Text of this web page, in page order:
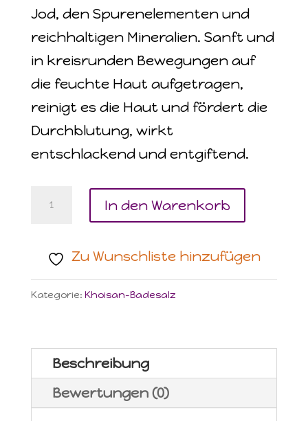
Jod, den Spurenelementen und
reichhaltigen Mineralien. Sanft und
in kreisrunden Bewegungen auf
die feuchte Haut aufgetragen,
reinigt es die Haut und fördert die
Durchblutung, wirkt
entschlackend und entgiftend.
Seaweed
Körper
neu
in
recyclebarer
In den Warenkorb
Zu Wunschliste hinzufügen
Kategorie: Khoisan-Badesalz
Beschreibung
Bewertungen (0)